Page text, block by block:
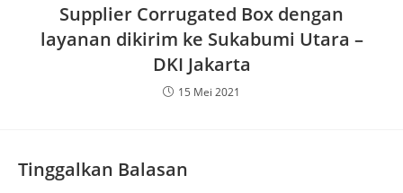
Supplier Corrugated Box dengan
layanan dikirim ke Sukabumi Utara –
DKI Jakarta
15 Mei 2021
Tinggalkan Balasan